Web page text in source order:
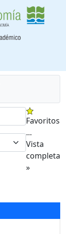
Favoritos
...
Vista
completa
»